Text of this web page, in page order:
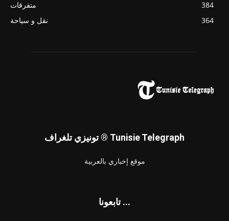
متفرقات
384
نقل و سياحة
364
تونيزي تلغراف ® Tunisie Telegraph
موقع إخباري بالعربية
تابعونا ...